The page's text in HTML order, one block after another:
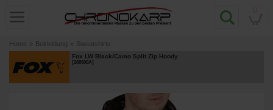
Home » Bekleidung » Sweatshirts
Fox LW Black/Camo Split Zip Hoody
[268600A]